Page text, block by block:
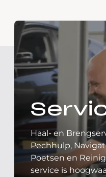
Haal- en
Pechhulp,
Poetsen en
service is